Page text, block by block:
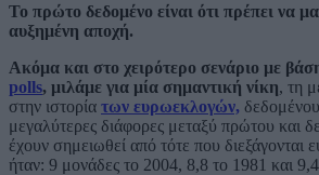
Το πρώτο δεδομένο είναι ότι πρέπει να
αυξημένη αποχή.
Ακόμα και στο χειρότερο σενάριο με
polls, μιλάμε για μία σημαντική νίκη, τη
στην ιστορία των ευρωεκλογών,
μεγαλύτερες διάφορες μεταξύ πρώτου και
έχουν σημειωθεί από τότε που διεξάγονται
ήταν: 9 μονάδες το 2004, 8,8 το 1981 και